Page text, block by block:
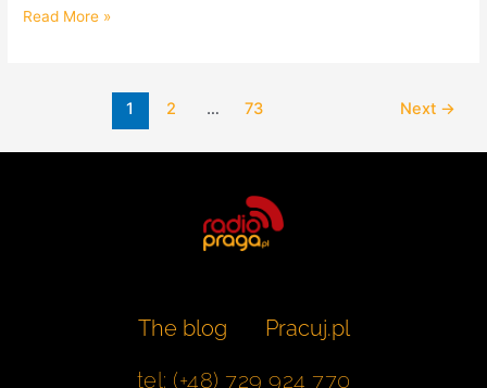
Read More »
1 2 … 73 Next →
The blog
Pracuj.pl
tel: (+48) 729 924 770